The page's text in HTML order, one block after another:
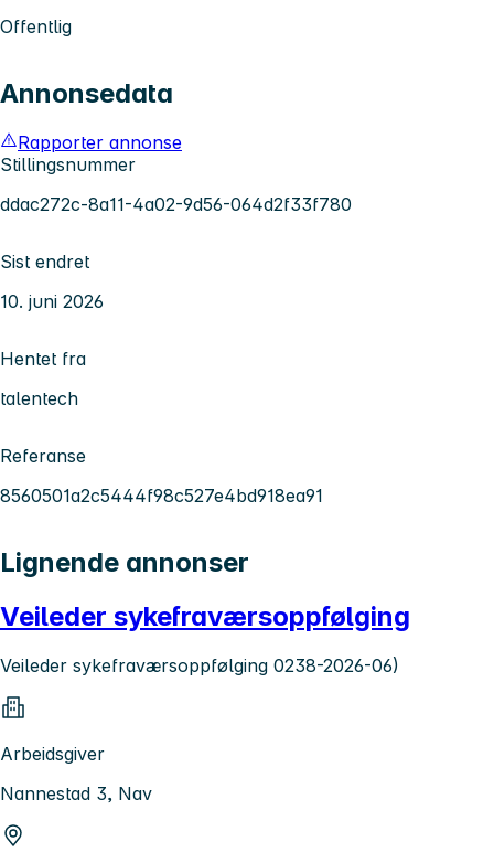
Offentlig
Annonsedata
Rapporter annonse
Stillingsnummer
ddac272c-8a11-4a02-9d56-064d2f33f780
Sist endret
10. juni 2026
Hentet fra
talentech
Referanse
8560501a2c5444f98c527e4bd918ea91
Lignende annonser
Veileder sykefraværsoppfølging
Veileder sykefraværsoppfølging 0238-2026-06)
Arbeidsgiver
Nannestad 3, Nav